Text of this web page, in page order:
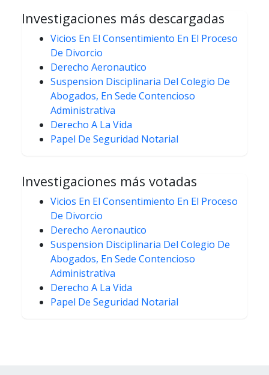
Investigaciones más descargadas
Vicios En El Consentimiento En El Proceso
De Divorcio
Derecho Aeronautico
Suspension Disciplinaria Del Colegio De
Abogados, En Sede Contencioso
Administrativa
Derecho A La Vida
Papel De Seguridad Notarial
Investigaciones más votadas
Vicios En El Consentimiento En El Proceso
De Divorcio
Derecho Aeronautico
Suspension Disciplinaria Del Colegio De
Abogados, En Sede Contencioso
Administrativa
Derecho A La Vida
Papel De Seguridad Notarial